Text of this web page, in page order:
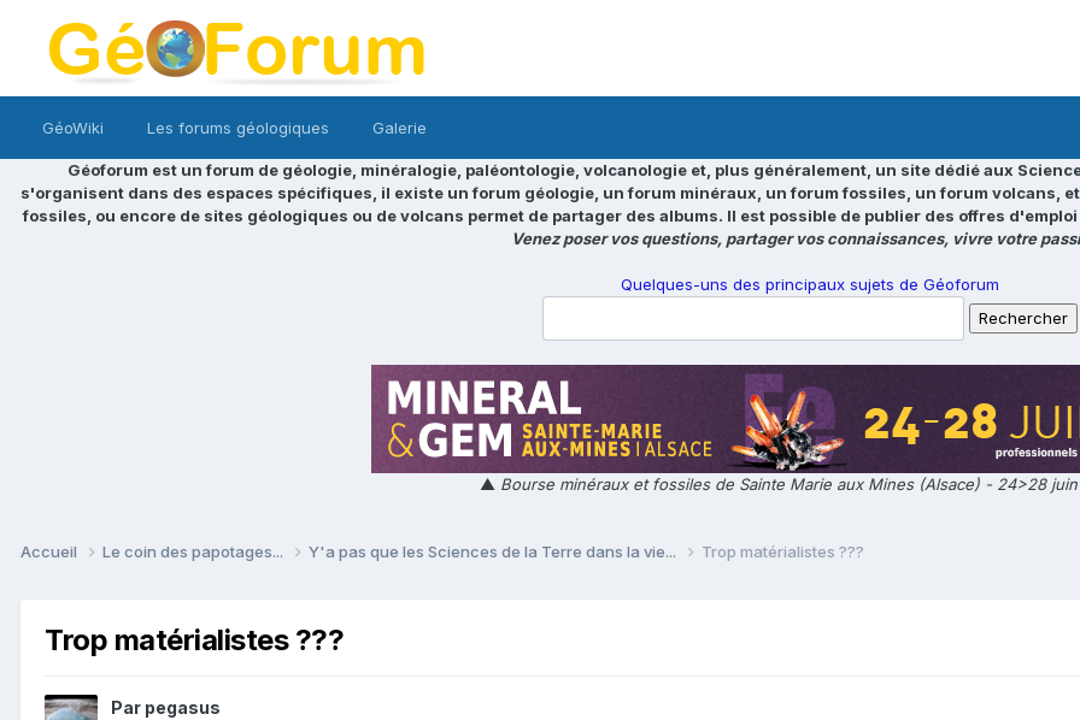
GéoWiki Les forums géologiques Galerie
Géoforum est un forum de géologie, minéralogie, paléontologie, volcanologie et, plus généralement, un site dédié aux
s'organisent dans des espaces spécifiques, il existe un forum géologie, un forum minéraux, un forum fossiles, un forum volcans,
fossiles, ou encore de sites géologiques ou de volcans permet de partager des albums. Il est possible de publier des offres
Venez poser vos questions, partager vos connaissances, vivre votre
Quelques-uns des principaux sujets de Géoforum
▲ Bourse minéraux et fossiles de Sainte Marie aux Mines (Alsace) - 24>28
Accueil Le coin des papotages... Y'a pas que les Sciences de la Terre dans la vie... Trop matérialistes ???
Trop matérialistes ???
Par pegasus